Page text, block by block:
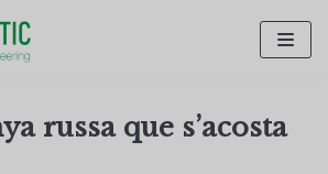
russa que s’acosta